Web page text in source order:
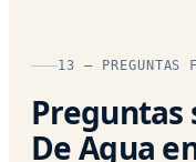
13 — PREGUNTAS
Preguntas
De Agua